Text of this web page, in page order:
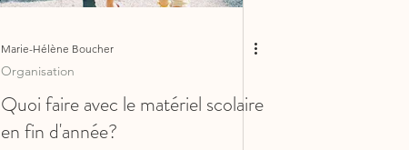
Marie-Hélène Boucher
Organisation
Quoi faire avec le matériel scolaire
en fin d'année?